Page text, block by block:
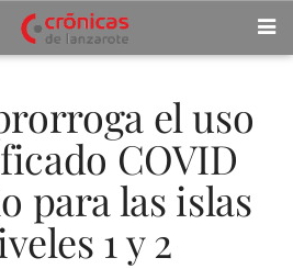
el uso
COVID
para las islas
1 y 2